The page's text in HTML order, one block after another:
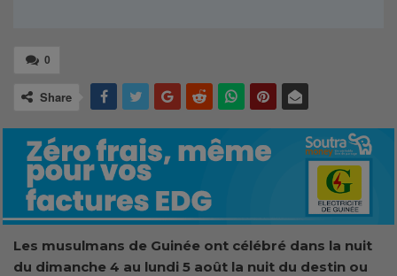
0
Share
Les musulmans de Guinée ont célébré dans la nuit
du dimanche 4 au lundi 5 août la nuit du destin ou